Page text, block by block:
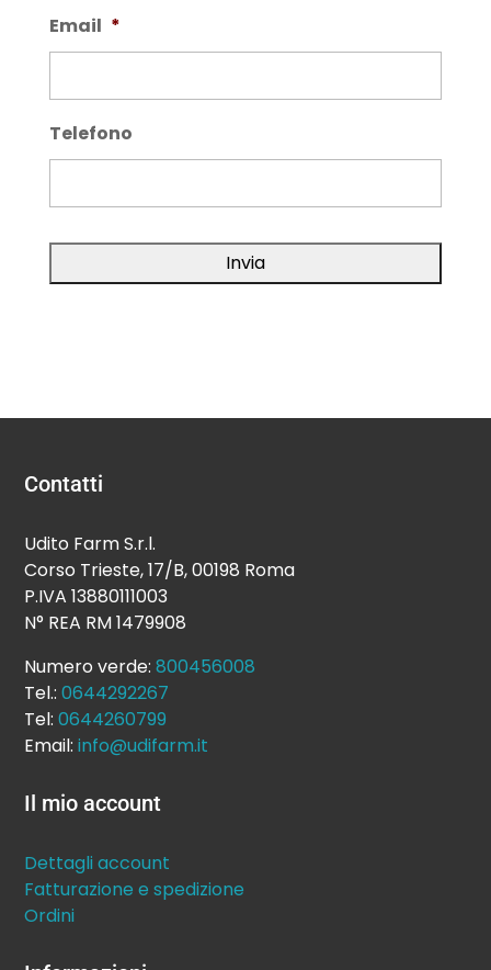
Email *
Telefono
Contatti
Udito Farm S.r.l.
Corso Trieste, 17/B, 00198 Roma
P.IVA 13880111003
N° REA RM 1479908
Numero verde:800456008
Tel.:0644292267
Tel:0644260799
Email:info@udifarm.it
Il mio account
Dettagli account
Fatturazione e spedizione
Ordini